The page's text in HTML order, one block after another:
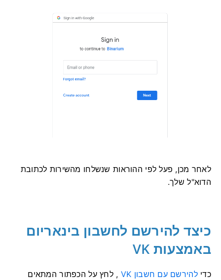
לאחר מכן, פעל לפי ההוראות שנשלחו מהשירות לכתובת
הדוא"ל שלך.
כיצד להירשם לחשבון בינאריום
באמצעות VK
כדילהירשם עם חשבון VK
, לחץ על הכפתור המתאים